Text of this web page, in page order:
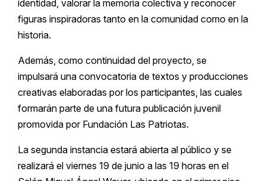
identidad, valorar la memoria colectiva y reconocer
figuras inspiradoras tanto en la comunidad como en la
historia.
Además, como continuidad del proyecto, se
impulsará una convocatoria de textos y producciones
creativas elaboradas por los participantes, las cuales
formarán parte de una futura publicación juvenil
promovida por Fundación Las Patriotas.
La segunda instancia estará abierta al público y se
realizará el viernes 19 de junio a las 19 horas en el